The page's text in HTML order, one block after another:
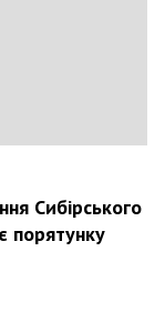
Сибірського
порятунку